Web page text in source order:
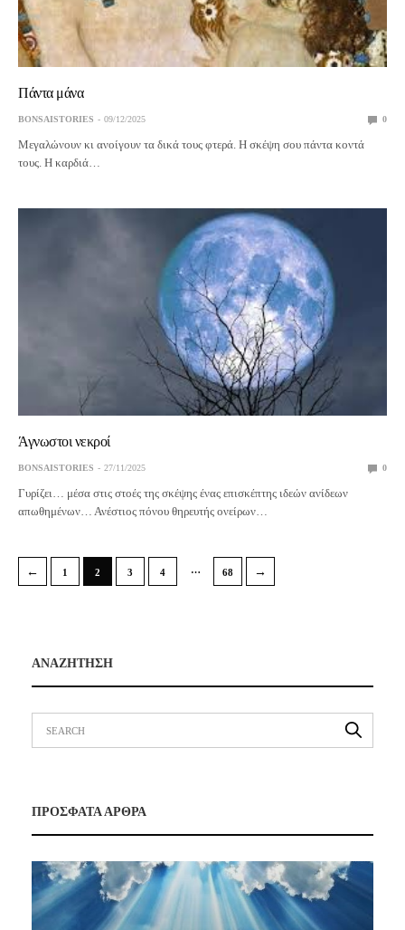
Πάντα μάνα
BONSAISTORIES 09/12/2025 0
Μεγαλώνουν κι ανοίγουν τα δικά τους φτερά. Η σκέψη σου πάντα κοντά
τους. Η καρδιά…
Άγνωστοι νεκροί
BONSAISTORIES 27/11/2025 0
Γυρίζει… μέσα στις στοές της σκέψης ένας επισκέπτης ιδεών ανίδεων
απωθημένων… Ανέστιος πόνου θηρευτής ονείρων…
← 1 2 3 4 … 68 →
ΑΝΑΖΗΤΗΣΗ
ΠΡΟΣΦΑΤΑ ΑΡΘΡΑ